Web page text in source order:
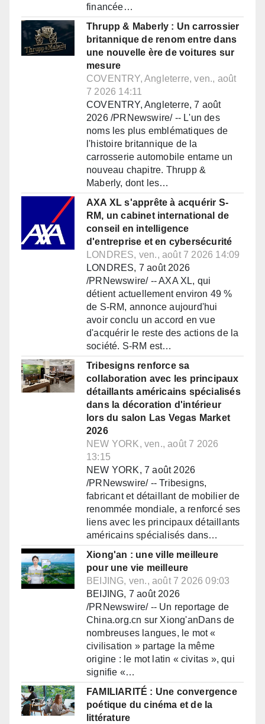
financée…
Thrupp & Maberly : Un carrossier
britannique de renom entre dans
une nouvelle ère de voitures sur
mesure
COVENTRY, Angleterre, ven., août
7 2026 14:11
COVENTRY, Angleterre, 7 août
2026 /PRNewswire/ -- L'un des
noms les plus emblématiques de
l'histoire britannique de la
carrosserie automobile entame un
nouveau chapitre. Thrupp &
Maberly, dont les…
AXA XL s'apprête à acquérir S-
RM, un cabinet international de
conseil en intelligence
d'entreprise et en cybersécurité
LONDRES, ven., août 7 2026 14:09
LONDRES, 7 août 2026
/PRNewswire/ -- AXA XL, qui
détient actuellement environ 49 %
de S-RM, annonce aujourd'hui
avoir conclu un accord en vue
d'acquérir le reste des actions de la
société. S-RM est…
Tribesigns renforce sa
collaboration avec les principaux
détaillants américains spécialisés
dans la décoration d'intérieur
lors du salon Las Vegas Market
2026
NEW YORK, ven., août 7 2026
13:15
NEW YORK, 7 août 2026
/PRNewswire/ -- Tribesigns,
fabricant et détaillant de mobilier de
renommée mondiale, a renforcé ses
liens avec les principaux détaillants
américains spécialisés dans…
Xiong'an : une ville meilleure
pour une vie meilleure
BEIJING, ven., août 7 2026 09:03
BEIJING, 7 août 2026
/PRNewswire/ -- Un reportage de
China.org.cn sur Xiong'anDans de
nombreuses langues, le mot «
civilisation » partage la même
origine : le mot latin « civitas », qui
signifie «…
FAMILIARITÉ : Une convergence
poétique du cinéma et de la
littérature